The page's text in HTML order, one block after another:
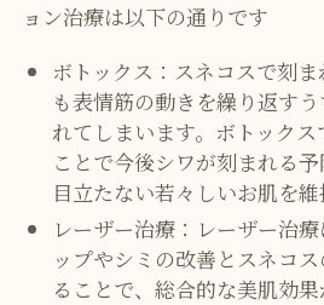
ョン治療は以下の通りです
ボトックス：スネコスで刻
も表情筋の動きを繰り返す
れてしまいます。ボトック
ことで今後シワが刻まれる
目立たない若々しいお肌を維
レーザー治療：レーザー治
ップやシミの改善とスネコ
ることで、総合的な美肌効果